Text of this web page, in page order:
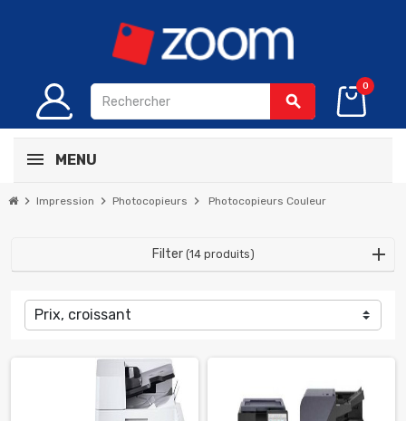
search
0
MENU
chevron_right Impression chevron_right Photocopieurs chevron_right Photocopieurs Couleur
Filter (14 produits)
Prix, croissant